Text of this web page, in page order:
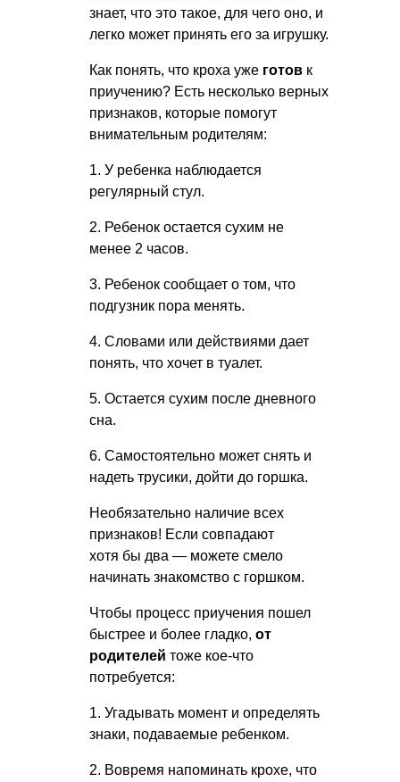
знает, что это такое, для чего оно, и
легко может принять его за игрушку.
Как понять, что кроха уже готов к
приучению? Есть несколько верных
признаков, которые помогут
внимательным родителям:
1. У ребенка наблюдается
регулярный стул.
2. Ребенок остается сухим не
менее 2 часов.
3. Ребенок сообщает о том, что
подгузник пора менять.
4. Словами или действиями дает
понять, что хочет в туалет.
5. Остается сухим после дневного
сна.
6. Самостоятельно может снять и
надеть трусики, дойти до горшка.
Необязательно наличие всех
признаков! Если совпадают
хотя бы два — можете смело
начинать знакомство с горшком.
Чтобы процесс приучения пошел
быстрее и более гладко, от
родителей тоже кое-что
потребуется:
1. Угадывать момент и определять
знаки, подаваемые ребенком.
2. Вовремя напоминать крохе, что